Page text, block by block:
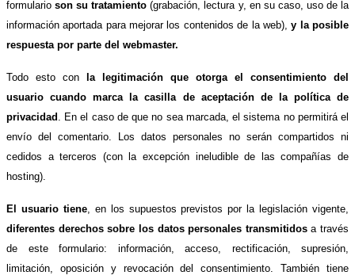
formularioson su tratamiento (grabación, lectura y, en su caso, uso de la
información aportada para mejorar los contenidos de la web),y la posible
respuesta por parte del webmaster.
Todo esto con
la legitimación que otorga el consentimiento del
usuario cuando marca la casilla de aceptación de la política de
privacidad
. En el caso de que no sea marcada, el sistema no permitirá el
envío del comentario. Los datos personales no serán compartidos ni
cedidos a terceros (con la excepción ineludible de las compañías de
hosting).
El usuario tiene, en los supuestos previstos por la legislación vigente,
diferentes derechos sobre los datos personales transmitidosa través
de este formulario: información, acceso, rectificación, supresión,
limitación, oposición y revocación del consentimiento. También tiene